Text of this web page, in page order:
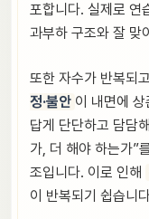
포합니다. 실제로 연
과부하 구조와 잘 맞
또한 자수가 반복되
정·불안 이 내면에
답게 단단하고 담담
가, 더 해야 하는가”
조입니다. 이로 인해
이 반복되기 쉽습니